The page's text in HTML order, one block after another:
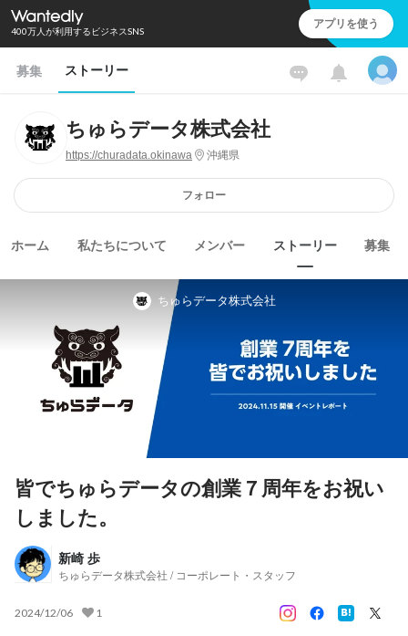
400万人が利用するビジネスSNS アプリを使う
募集 ストーリー
ちゅらデータ株式会社
https://churadata.okinawa 沖縄県
フォロー
ホーム 私たちについて メンバー ストーリー 募集
ちゅらデータ株式会社
皆でちゅらデータの創業７周年をお祝い
しました。
新崎 歩
ちゅらデータ株式会社 / コーポレート・スタッフ
2024/12/06 1